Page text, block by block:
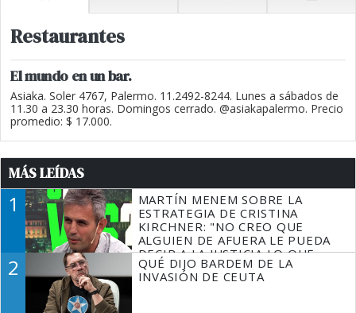
Restaurantes
El mundo en un bar.
Asiaka. Soler 4767, Palermo. 11.2492-8244. Lunes a sábados de
11.30 a 23.30 horas. Domingos cerrado. @asiakapalermo. Precio
promedio: $ 17.000.
MÁS LEÍDAS
1
MARTÍN MENEM SOBRE LA
ESTRATEGIA DE CRISTINA
KIRCHNER: "NO CREO QUE
ALGUIEN DE AFUERA LE PUEDA
DECIR A LA JUSTICIA LO QUE
TIENE QUE HACER"
2
QUÉ DIJO BARDEM DE LA
INVASIÓN DE CEUTA